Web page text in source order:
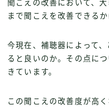
聞こえの改善において、
まで聞こえを改善できるか
今現在、補聴器によって
ると良いのか。その点に
きています。
この聞こえの改善度が高